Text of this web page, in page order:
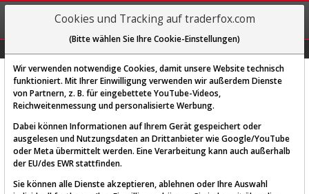
REGIS-
TRIEREN
Diese Funktion ist nur für
Cookies und Tracking auf traderfox.com
(Bitte wählen Sie Ihre Cookie-Einstellungen)
Wir verwenden notwendige Cookies, damit unsere Website technisch
funktioniert. Mit Ihrer Einwilligung verwenden wir außerdem Dienste
von Partnern, z. B. für eingebettete YouTube-Videos,
Reichweitenmessung und personalisierte Werbung.
Dabei können Informationen auf Ihrem Gerät gespeichert oder
ausgelesen und Nutzungsdaten an Drittanbieter wie Google/YouTube
oder Meta übermittelt werden. Eine Verarbeitung kann auch außerhalb
der EU/des EWR stattfinden.
Sie können alle Dienste akzeptieren, ablehnen oder Ihre Auswahl